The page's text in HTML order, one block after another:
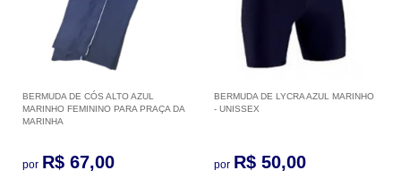
BERMUDA DE CÓS ALTO AZUL
MARINHO FEMININO PARA PRAÇA DA
MARINHA
por R$ 67,00
BERMUDA DE LYCRA AZUL MARINHO
- UNISSEX
por R$ 50,00